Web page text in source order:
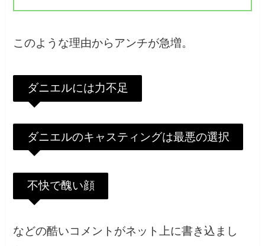
このような理由からアンチが急増。
ダニエルには力不足
ダニエルのキャスティングは最悪の選択
不快で醜い顔
などの酷いコメントがネット上に書き込まし